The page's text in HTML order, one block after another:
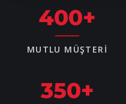
400+
MUTLU MÜŞTERI
350+